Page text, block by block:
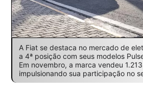
A Fiat se destaca no mercado de
a 4ª posição com seus modelos
Em novembro, a marca vendeu
impulsionando sua participação no